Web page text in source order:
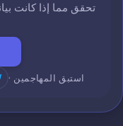
تحقق مما إذا كانت
· استبق المهاجمين